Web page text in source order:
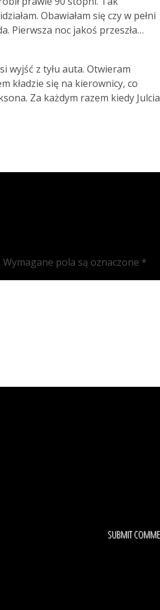
Obawiałam się czy w pełni
Pierwsza noc jakoś przeszła…
wyjść z tyłu auta. Otwieram
kładzie się na kierownicy, co
Za każdym razem kiedy Julcia
Wymagane pola są oznaczone *